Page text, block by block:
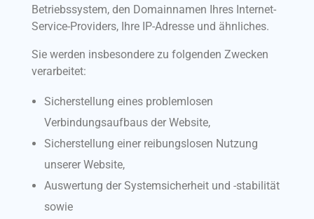
Betriebssystem, den Domainnamen Ihres Internet-
Service-Providers, Ihre IP-Adresse und ähnliches.
Sie werden insbesondere zu folgenden Zwecken
verarbeitet:
Sicherstellung eines problemlosen
Verbindungsaufbaus der Website,
Sicherstellung einer reibungslosen Nutzung
unserer Website,
Auswertung der Systemsicherheit und -stabilität
sowie